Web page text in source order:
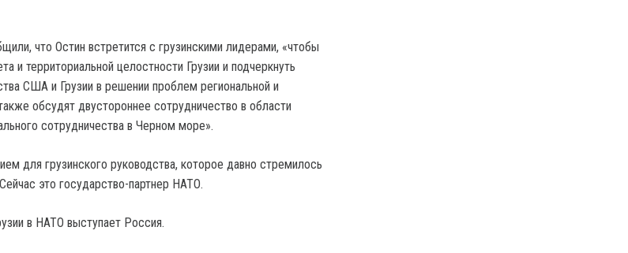
что Остин встретится с грузинскими лидерами, «чтобы
и территориальной целостности Грузии и подчеркнуть
США и Грузии в решении проблем региональной и
обсудят двустороннее сотрудничество в области
сотрудничества в Черном море».
для грузинского руководства, которое давно стремилось
это государство-партнер НАТО.
в НАТО выступает Россия.